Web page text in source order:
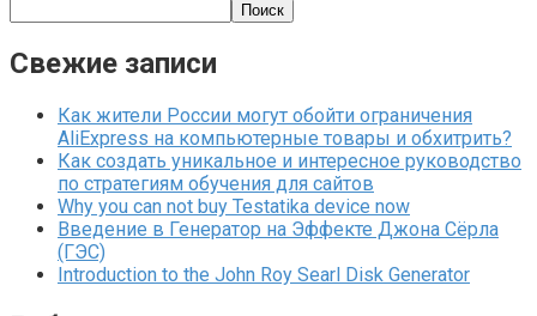
Поиск
Свежие записи
Как жители России могут обойти ограничения
AliExpress на компьютерные товары и обхитрить?
Как создать уникальное и интересное руководство
по стратегиям обучения для сайтов
Why you can not buy Testatika device now
Введение в Генератор на Эффекте Джона Сёрла
(ГЭС)
Introduction to the John Roy Searl Disk Generator